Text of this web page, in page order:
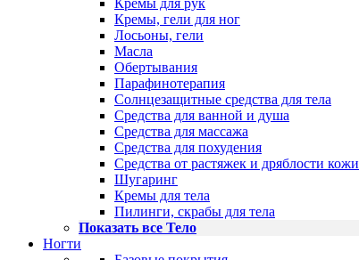
Кремы для рук
Кремы, гели для ног
Лосьоны, гели
Масла
Обертывания
Парафинотерапия
Солнцезащитные средства для тела
Средства для ванной и душа
Средства для массажа
Средства для похудения
Средства от растяжек и дряблости кожи
Шугаринг
Кремы для тела
Пилинги, скрабы для тела
Показать все Тело
Ногти